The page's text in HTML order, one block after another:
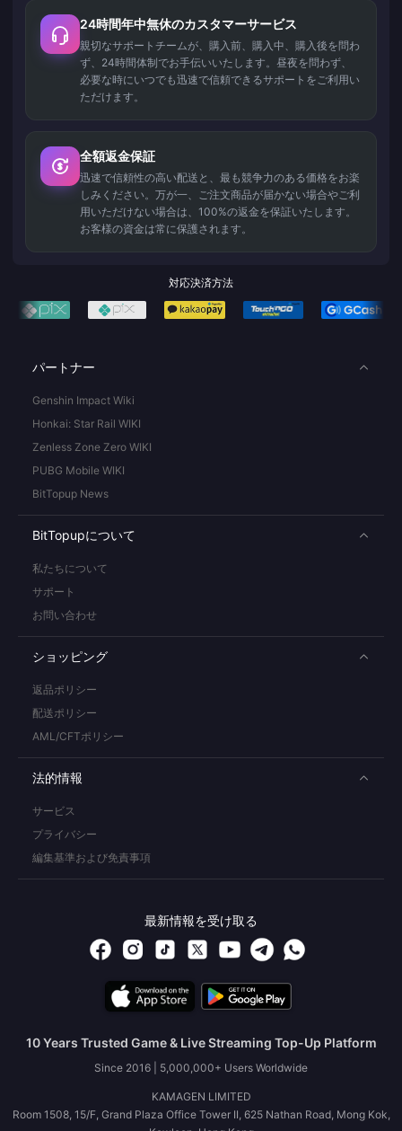
24時間年中無休のカスタマーサービス
親切なサポートチームが、購入前、購入中、購入後を問わ
ず、24時間体制でお手伝いいたします。昼夜を問わず、
必要な時にいつでも迅速で信頼できるサポートをご利用い
ただけます。
全額返金保証
迅速で信頼性の高い配送と、最も競争力のある価格をお楽
しみください。万が一、ご注文商品が届かない場合やご利
用いただけない場合は、100%の返金を保証いたします。
お客様の資金は常に保護されます。
対応決済方法
パートナー
Genshin Impact Wiki
Honkai: Star Rail WIKI
Zenless Zone Zero WIKI
PUBG Mobile WIKI
BitTopup News
BitTopupについて
私たちについて
サポート
お問い合わせ
ショッピング
返品ポリシー
配送ポリシー
AML/CFTポリシー
法的情報
サービス
プライバシー
編集基準および免責事項
最新情報を受け取る
10 Years Trusted Game & Live Streaming Top-Up Platform
Since 2016 | 5,000,000+ Users Worldwide
KAMAGEN LIMITED
Room 1508, 15/F, Grand Plaza Office Tower II, 625 Nathan Road, Mong Kok,